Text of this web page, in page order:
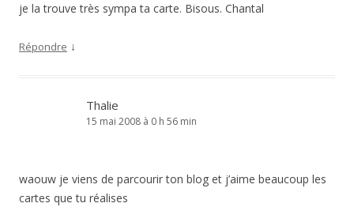
je la trouve très sympa ta carte. Bisous. Chantal
Répondre ↓
Thalie
15 mai 2008 à 0 h 56 min
waouw je viens de parcourir ton blog et j’aime beaucoup les
cartes que tu réalises